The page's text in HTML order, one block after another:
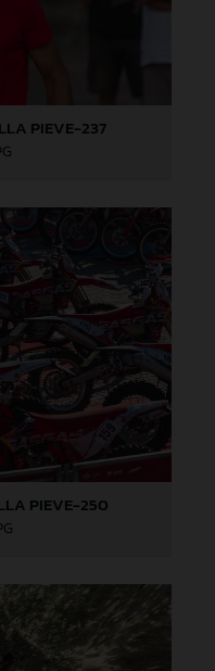
PIEVE-237
PIEVE-250